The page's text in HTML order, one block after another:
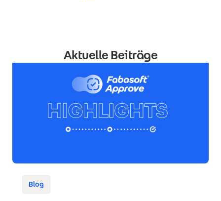
Aktuelle Beiträge
Blog